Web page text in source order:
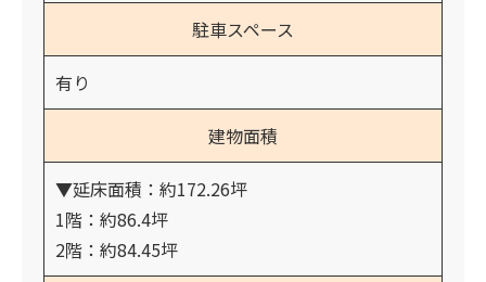
駐車スペース
有り
建物面積
▼延床面積：約172.26坪
1階：約86.4坪
2階：約84.45坪